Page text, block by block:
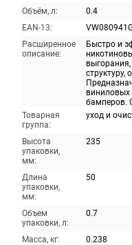
Объём, л:
0.4
EAN-13:
Расширенное
описание:
Быстро и
структуру,
виниловых
бамперов.
Товарная
группа:
уход и
Высота
упаковки,
мм:
235
Длина
упаковки,
мм:
50
Объем
упаковки, л:
0.7
Масса, кг:
0.238